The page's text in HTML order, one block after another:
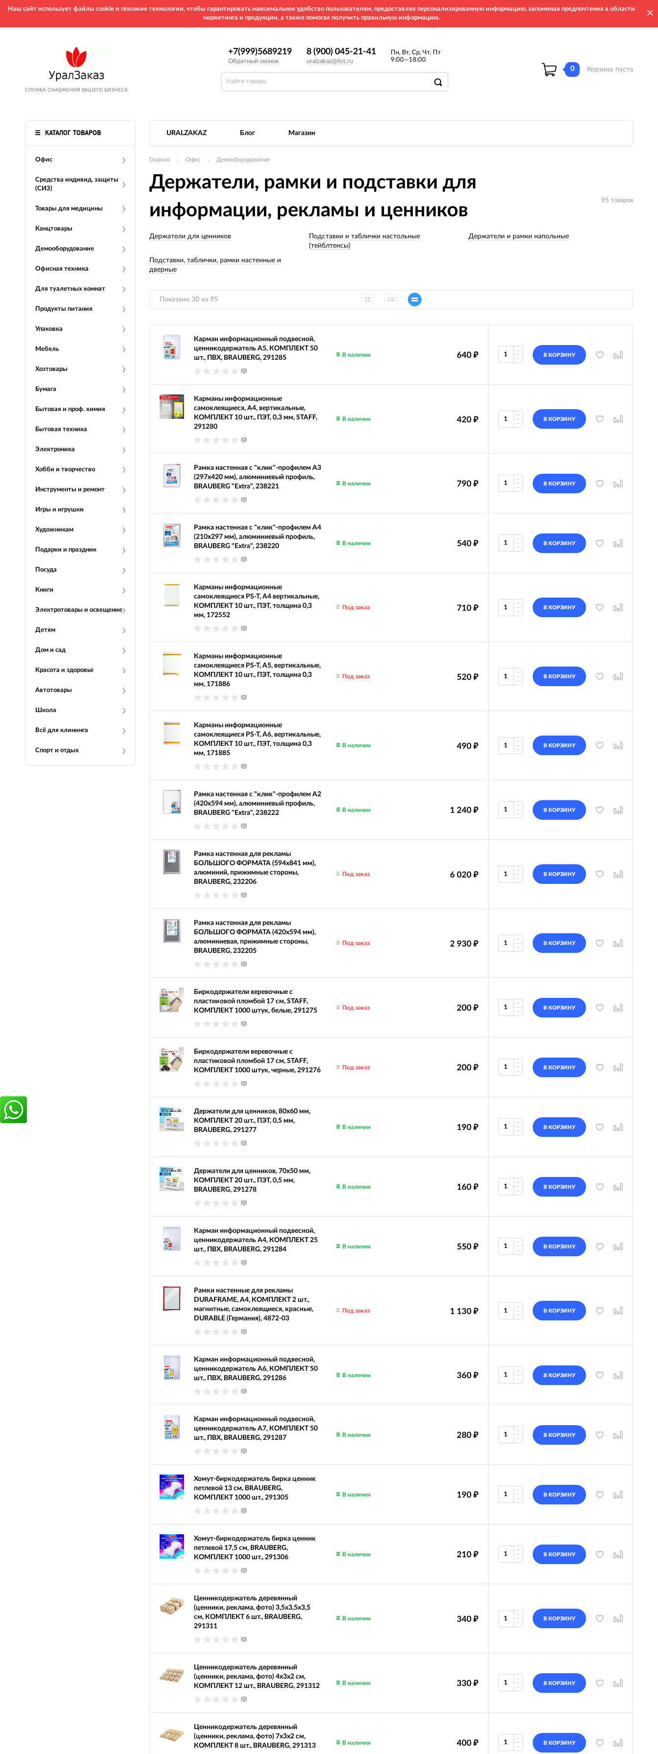
Наш сайт использует файлы cookie и похожие технологии, чтобы гарантировать максимальное удобство пользователям, предоставляя персонализированную информацию, запоминая предпочтения в области
маркетинга и продукции, а также помогая получить правильную информацию.
СЛУЖБА СНАБЖЕНИЯ ВАШЕГО БИЗНЕСА
+7(999)5689219
Обратный звонок
8 (900) 045-21-41
uralzakaz@list.ru
Пн, Вт, Ср, Чт, Пт
9:00—18:00
0 Корзина пуста
КАТАЛОГ ТОВАРОВ
Офис
Средства индивид. защиты
(СИЗ)
Товары для медицины
Канцтовары
Демооборудование
Офисная техника
Для туалетных комнат
Продукты питания
Упаковка
Мебель
Хозтовары
Бумага
Бытовая и проф. химия
Бытовая техника
Электроника
Хобби и творчество
Инструменты и ремонт
Игры и игрушки
Художникам
Подарки и праздник
Посуда
Книги
Электротовары и освещение
Детям
Дом и сад
Красота и здоровье
Автотовары
Школа
Всё для клининга
Спорт и отдых
URALZAKAZ Блог Магазин
Главная Офис Демооборудование
Держатели, рамки и подставки для
информации, рекламы и ценников
95 товаров
Держатели для ценников
Подставки и таблички настольные
(тейблтенсы)
Держатели и рамки напольные
Подставки, таблички, рамки настенные и
дверные
Показано 30 из 95
Карман информационный подвесной,
ценникодержатель А5, КОМПЛЕКТ 50
шт., ПВХ, BRAUBERG, 291285
(0)
640 ₽
В наличии В КОРЗИНУ
Карманы информационные
самоклеящиеся, А4, вертикальные,
КОМПЛЕКТ 10 шт., ПЭТ, 0,3 мм, STAFF,
291280
(0)
420 ₽
В наличии В КОРЗИНУ
Рамка настенная с "клик"-профилем А3
(297х420 мм), алюминиевый профиль,
BRAUBERG "Extra", 238221
(0)
790 ₽
В наличии В КОРЗИНУ
Рамка настенная с "клик"-профилем А4
(210х297 мм), алюминиевый профиль,
BRAUBERG "Extra", 238220
(0)
540 ₽
В наличии В КОРЗИНУ
Карманы информационные
самоклеящиеся PS-T, А4 вертикальные,
КОМПЛЕКТ 10 шт., ПЭТ, толщина 0,3
мм, 172552
(0)
710 ₽
Под заказ В КОРЗИНУ
Карманы информационные
самоклеящиеся PS-T, А5, вертикальные,
КОМПЛЕКТ 10 шт., ПЭТ, толщина 0,3
мм, 171886
(0)
520 ₽
Под заказ В КОРЗИНУ
Карманы информационные
самоклеящиеся PS-T, А6, вертикальные,
КОМПЛЕКТ 10 шт., ПЭТ, толщина 0,3
мм, 171885
(0)
490 ₽
В наличии В КОРЗИНУ
Рамка настенная с "клик"-профилем А2
(420х594 мм), алюминиевый профиль,
BRAUBERG "Extra", 238222
(0)
1 240 ₽
В наличии В КОРЗИНУ
Рамка настенная для рекламы
БОЛЬШОГО ФОРМАТА (594х841 мм),
алюминий, прижимные стороны,
BRAUBERG, 232206
(0)
6 020 ₽
Под заказ В КОРЗИНУ
Рамка настенная для рекламы
БОЛЬШОГО ФОРМАТА (420х594 мм),
алюминиевая, прижимные стороны,
BRAUBERG, 232205
(0)
2 930 ₽
Под заказ В КОРЗИНУ
Биркодержатели веревочные с
пластиковой пломбой 17 см, STAFF,
КОМПЛЕКТ 1000 штук, белые, 291275
(0)
200 ₽
Под заказ В КОРЗИНУ
Биркодержатели веревочные с
пластиковой пломбой 17 см, STAFF,
КОМПЛЕКТ 1000 штук, черные, 291276
(0)
200 ₽
Под заказ В КОРЗИНУ
Держатели для ценников, 80х60 мм,
КОМПЛЕКТ 20 шт., ПЭТ, 0,5 мм,
BRAUBERG, 291277
(0)
190 ₽
В наличии В КОРЗИНУ
Держатели для ценников, 70х50 мм,
КОМПЛЕКТ 20 шт., ПЭТ, 0,5 мм,
BRAUBERG, 291278
(0)
160 ₽
В наличии В КОРЗИНУ
Карман информационный подвесной,
ценникодержатель А4, КОМПЛЕКТ 25
шт., ПВХ, BRAUBERG, 291284
(0)
550 ₽
В наличии В КОРЗИНУ
Рамки настенные для рекламы
DURAFRAME, А4, КОМПЛЕКТ 2 шт.,
магнитные, самоклеящиеся, красные,
DURABLE (Германия), 4872-03
(0)
1 130 ₽
Под заказ В КОРЗИНУ
Карман информационный подвесной,
ценникодержатель А6, КОМПЛЕКТ 50
шт., ПВХ, BRAUBERG, 291286
(0)
360 ₽
В наличии В КОРЗИНУ
Карман информационный подвесной,
ценникодержатель А7, КОМПЛЕКТ 50
шт., ПВХ, BRAUBERG, 291287
(0)
280 ₽
В наличии В КОРЗИНУ
Хомут-биркодержатель бирка ценник
петлевой 13 см, BRAUBERG,
КОМПЛЕКТ 1000 шт., 291305
(0)
190 ₽
В наличии В КОРЗИНУ
Хомут-биркодержатель бирка ценник
петлевой 17,5 см, BRAUBERG,
КОМПЛЕКТ 1000 шт., 291306
(0)
210 ₽
В наличии В КОРЗИНУ
Ценникодержатель деревянный
(ценники, реклама, фото) 3,5х3,5х3,5
см, КОМПЛЕКТ 6 шт., BRAUBERG,
291311
(0)
340 ₽
В наличии В КОРЗИНУ
Ценникодержатель деревянный
(ценники, реклама, фото) 4х3х2 см,
КОМПЛЕКТ 12 шт., BRAUBERG, 291312
(0)
330 ₽
В наличии В КОРЗИНУ
Ценникодержатель деревянный
(ценники, реклама, фото) 7х3х2 см,
КОМПЛЕКТ 8 шт., BRAUBERG, 291313
400 ₽
В наличии В КОРЗИНУ